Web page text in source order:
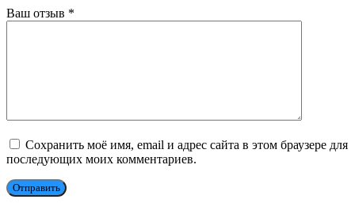
Ваш отзыв *
Сохранить моё имя, email и адрес сайта в этом браузере для
последующих моих комментариев.
Отправить